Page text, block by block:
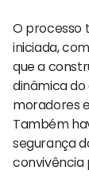
O processo
iniciada,
que a
dinâmica
moradores
Também
segurança
convivência